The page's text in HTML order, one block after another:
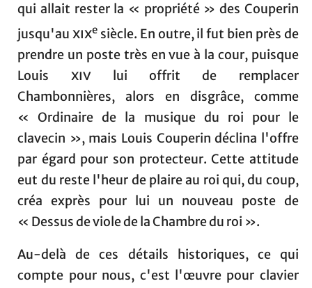
qui allait rester la « propriété » des Couperin
jusqu'auxixe siècle. En outre, il fut bien près de
prendre un poste très en vue à la cour, puisque
Louis xivlui offrit de remplacer
Chambonnières, alors en disgrâce, comme
« Ordinaire de la musique du roi pour le
clavecin », mais Louis Couperin déclina l'offre
par égard pour son protecteur. Cette attitude
eut du reste l'heur de plaire au roi qui, du coup,
créa exprès pour lui un nouveau poste de
« Dessus de viole de la Chambre du roi ».
Au-delà de ces détails historiques, ce qui
compte pour nous, c'est l'œuvre pour clavier